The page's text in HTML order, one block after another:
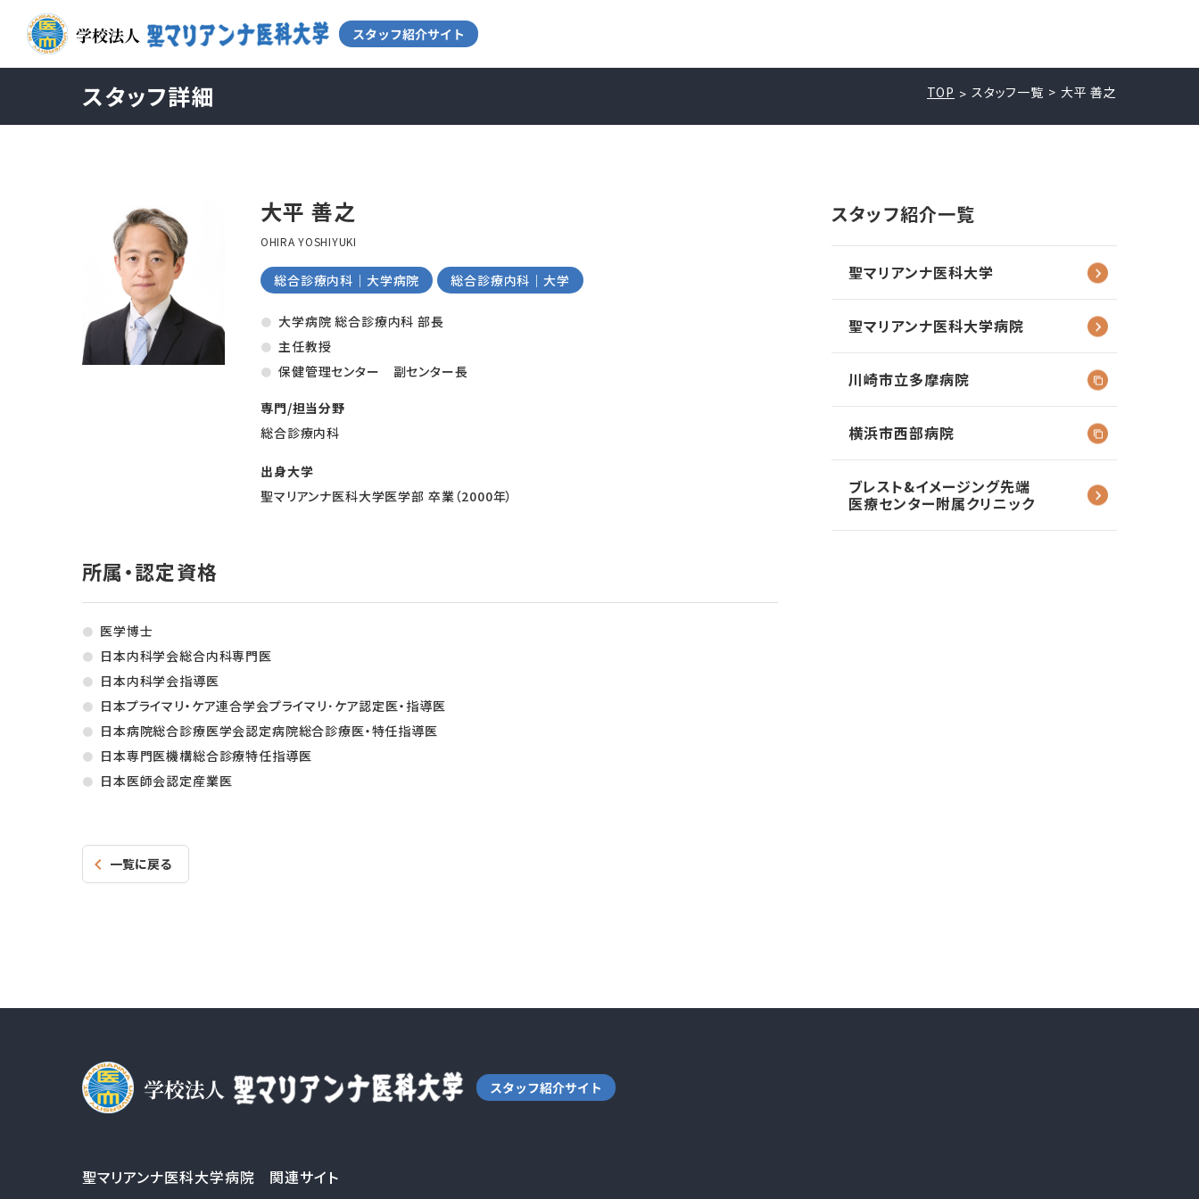
スタッフ詳細 TOP スタッフ一覧 大平 善之
大平 善之
OHIRA YOSHIYUKI
総合診療内科｜大学病院 総合診療内科｜大学
大学病院 総合診療内科 部長
主任教授
保健管理センター 副センター長
専門/担当分野
総合診療内科
出身大学
聖マリアンナ医科大学医学部 卒業（2000年）
所属・認定資格
医学博士
日本内科学会総合内科専門医
日本内科学会指導医
日本プライマリ・ケア連合学会プライマリ･ケア認定医・指導医
日本病院総合診療医学会認定病院総合診療医・特任指導医
日本専門医機構総合診療特任指導医
日本医師会認定産業医
一覧に戻る
スタッフ紹介一覧
聖マリアンナ医科大学
聖マリアンナ医科大学病院
川崎市立多摩病院
横浜市西部病院
ブレスト&イメージング先端
医療センター附属クリニック
聖マリアンナ医科大学病院 関連サイト